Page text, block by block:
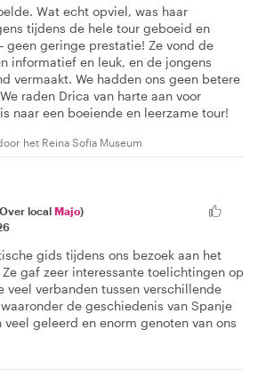
Wat echt opviel, was haar
tijdens de hele tour geboeid en
geen geringe prestatie! Ze vond de
informatief en leuk, en de jongens
vermaakt. We hadden ons geen betere
raden Drica van harte aan voor
naar een boeiende en leerzame tour!
het Reina Sofia Museum
local Majo)
gids tijdens ons bezoek aan het
gaf zeer interessante toelichtingen op
veel verbanden tussen verschillende
de geschiedenis van Spanje
geleerd en enorm genoten van ons